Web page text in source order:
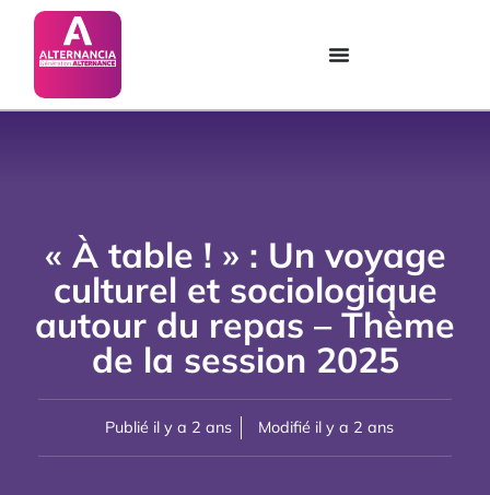
« À table ! » : Un voyage
culturel et sociologique
autour du repas – Thème
de la session 2025
Publié il y a 2 ans Modifié il y a 2 ans